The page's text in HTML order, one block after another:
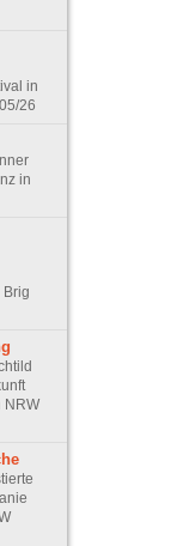
in
26
in
NRW